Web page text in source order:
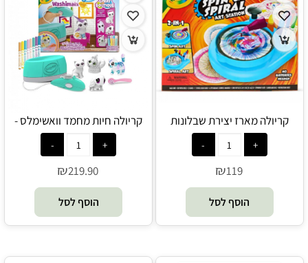
קריולה מארז יצירת שבלונות
ספירלה - Crayola
₪119
הוסף לסל
קריולה חיות מחמד וואשימלס -
Crayola
₪219.90
הוסף לסל